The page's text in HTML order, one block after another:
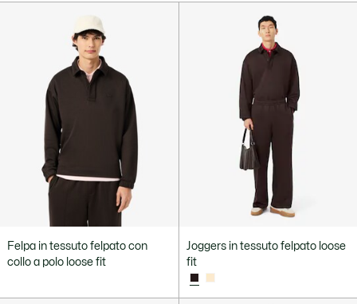
Felpa in tessuto felpato con
collo a polo loose fit
Joggers in tessuto felpato loose
fit